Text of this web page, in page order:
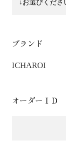
ブランド
ICHAROI
オーダーＩＤ